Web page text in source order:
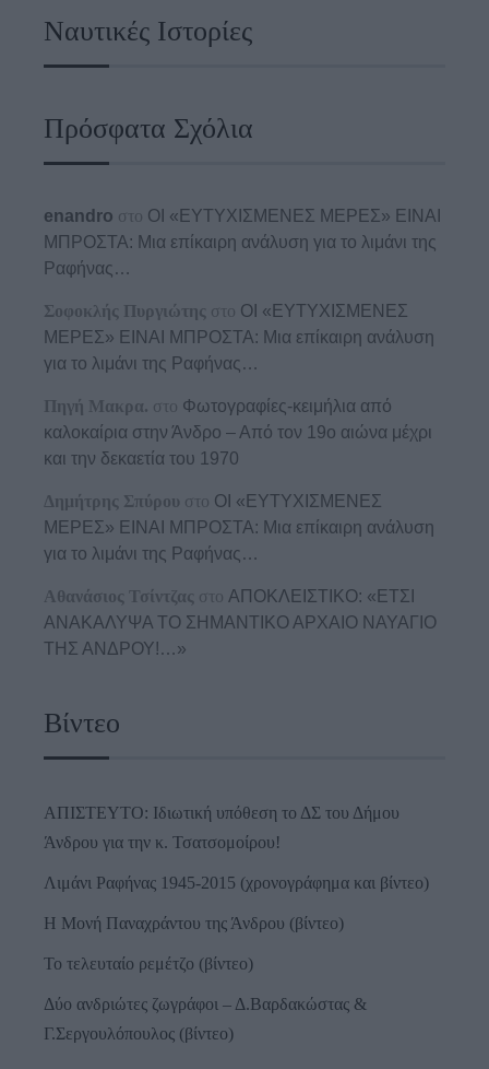
Ναυτικές Ιστορίες
Πρόσφατα Σχόλια
enandro στο ΟΙ «ΕΥΤΥΧΙΣΜΕΝΕΣ ΜΕΡΕΣ» ΕΙΝΑΙ
ΜΠΡΟΣΤΑ: Μια επίκαιρη ανάλυση για το λιμάνι της
Ραφήνας…
Σοφοκλής Πυργιώτης στο ΟΙ «ΕΥΤΥΧΙΣΜΕΝΕΣ
ΜΕΡΕΣ» ΕΙΝΑΙ ΜΠΡΟΣΤΑ: Μια επίκαιρη ανάλυση
για το λιμάνι της Ραφήνας…
Πηγή Μακρα. στο Φωτογραφίες-κειμήλια από
καλοκαίρια στην Άνδρο – Από τον 19ο αιώνα μέχρι
και την δεκαετία του 1970
Δημήτρης Σπύρου στο ΟΙ «ΕΥΤΥΧΙΣΜΕΝΕΣ
ΜΕΡΕΣ» ΕΙΝΑΙ ΜΠΡΟΣΤΑ: Μια επίκαιρη ανάλυση
για το λιμάνι της Ραφήνας…
Αθανάσιος Τσίντζας στο ΑΠΟΚΛΕΙΣΤΙΚΟ: «ΕΤΣΙ
ΑΝΑΚΑΛΥΨΑ ΤΟ ΣΗΜΑΝΤΙΚΟ ΑΡΧΑΙΟ ΝΑΥΑΓΙΟ
ΤΗΣ ΑΝΔΡΟΥ!…»
Βίντεο
ΑΠΙΣΤΕΥΤΟ: Ιδιωτική υπόθεση το ΔΣ του Δήμου
Άνδρου για την κ. Τσατσομοίρου!
Λιμάνι Ραφήνας 1945-2015 (χρονογράφημα και βίντεο)
Η Μονή Παναχράντου της Άνδρου (βίντεο)
Το τελευταίο ρεμέτζο (βίντεο)
Δύο ανδριώτες ζωγράφοι – Δ.Βαρδακώστας &
Γ.Σεργουλόπουλος (βίντεο)